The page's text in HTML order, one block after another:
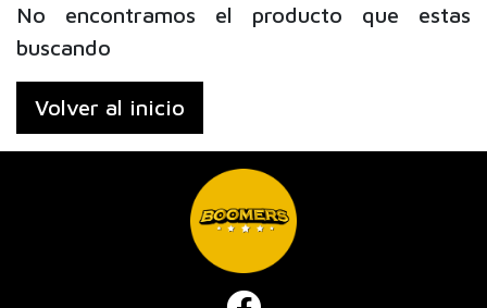
No encontramos el producto que estas
buscando
Volver al inicio